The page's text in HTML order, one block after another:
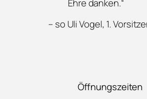
Ehre danken.“
– so Uli Vogel, 1.
Öffnungszeiten